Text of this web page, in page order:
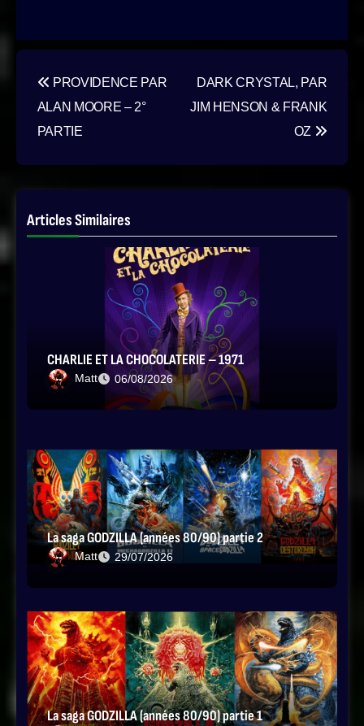
de
l’article
PROVIDENCE PAR
ALAN MOORE – 2°
PARTIE
DARK CRYSTAL, PAR
JIM HENSON & FRANK
OZ
Articles Similaires
CHARLIE ET LA CHOCOLATERIE – 1971
Matt 06/08/2026
La saga GODZILLA (années 80/90) partie 2
Matt 29/07/2026
La saga GODZILLA (années 80/90) partie 1